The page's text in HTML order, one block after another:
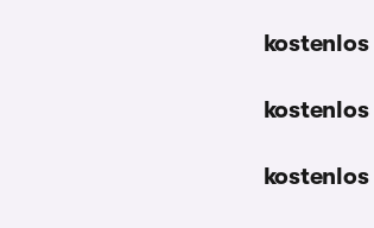
kostenlos
kostenlos
kostenlos